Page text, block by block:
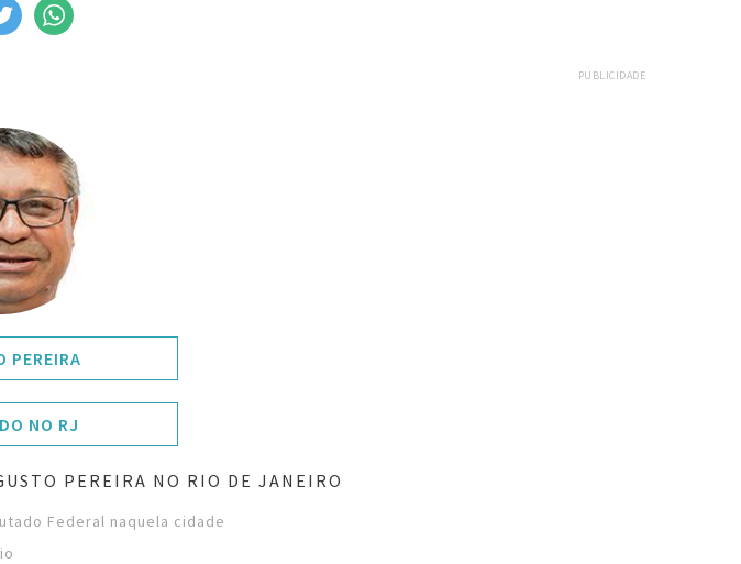
PUBLICIDADE
PEREIRA
NO RJ
PEREIRA NO RIO DE JANEIRO
Federal naquela cidade